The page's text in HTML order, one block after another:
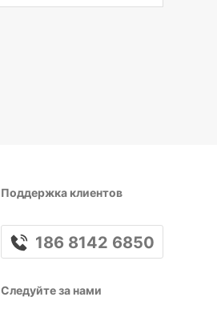
Поддержка клиентов
186 8142 6850
Следуйте за нами